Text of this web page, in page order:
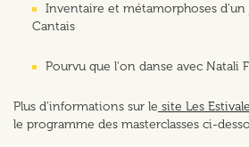
Inventaire et métamorphoses d'un
Cantais
Pourvu que l'on danse avec Natali
Plus d'informations sur le site Les
le programme des masterclasses ci-